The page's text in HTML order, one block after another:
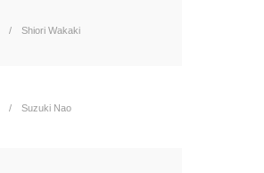
/ Shiori Wakaki
/ Suzuki Nao